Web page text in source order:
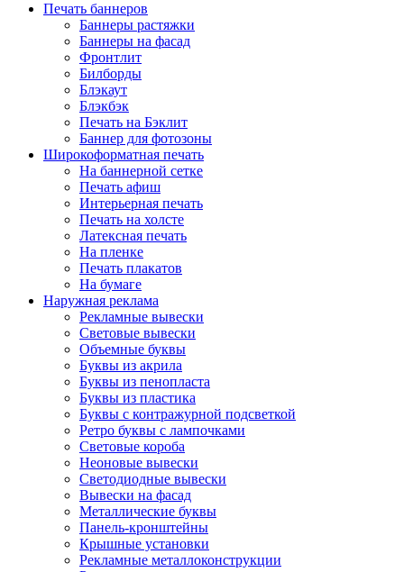
Печать баннеров
Баннеры растяжки
Баннеры на фасад
Фронтлит
Билборды
Блэкаут
Блэкбэк
Печать на Бэклит
Баннер для фотозоны
Широкоформатная печать
На баннерной сетке
Печать афиш
Интерьерная печать
Печать на холсте
Латексная печать
На пленке
Печать плакатов
На бумаге
Наружная реклама
Рекламные вывески
Световые вывески
Объемные буквы
Буквы из акрила
Буквы из пенопласта
Буквы из пластика
Буквы с контражурной подсветкой
Ретро буквы с лампочками
Световые короба
Неоновые вывески
Светодиодные вывески
Вывески на фасад
Металлические буквы
Панель-кронштейны
Крышные установки
Рекламные металлоконструкции